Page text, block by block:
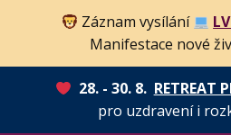
Záznam vysílání
Manifestace nové
28. - 30. 8. RETREAT
pro uzdravení i